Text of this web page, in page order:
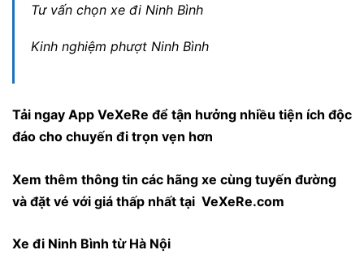
Tư vấn chọn xe đi Ninh Bình
Kinh nghiệm phượt Ninh Bình
Tải ngay App VeXeRe để tận hưởng nhiều tiện ích độc
đáo cho chuyến đi trọn vẹn hơn
Xem thêm thông tin các hãng xe cùng tuyến đường
và đặt vé với giá thấp nhất tại VeXeRe.com
Xe đi Ninh Bình từ Hà Nội